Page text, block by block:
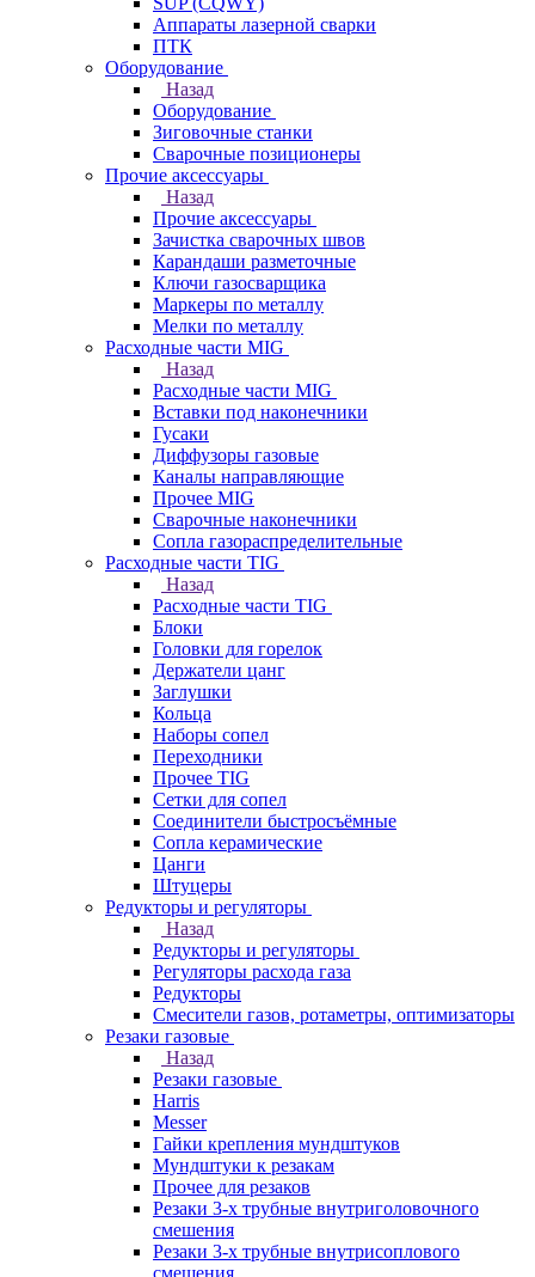
Аппараты лазерной сварки
ПТК
Оборудование
Назад
Оборудование
Зиговочные станки
Сварочные позиционеры
Прочие аксессуары
Назад
Прочие аксессуары
Зачистка сварочных швов
Карандаши разметочные
Ключи газосварщика
Маркеры по металлу
Мелки по металлу
Расходные части MIG
Назад
Расходные части MIG
Вставки под наконечники
Гусаки
Диффузоры газовые
Каналы направляющие
Прочее MIG
Сварочные наконечники
Сопла газораспределительные
Расходные части TIG
Назад
Расходные части TIG
Блоки
Головки для горелок
Держатели цанг
Заглушки
Кольца
Наборы сопел
Переходники
Прочее TIG
Сетки для сопел
Соединители быстросъёмные
Сопла керамические
Цанги
Штуцеры
Редукторы и регуляторы
Назад
Редукторы и регуляторы
Регуляторы расхода газа
Редукторы
Смесители газов, ротаметры, оптимизаторы
Резаки газовые
Назад
Резаки газовые
Harris
Messer
Гайки крепления мундштуков
Мундштуки к резакам
Прочее для резаков
Резаки 3-х трубные внутриголовочного
смешения
Резаки 3-х трубные внутрисоплового
смешения